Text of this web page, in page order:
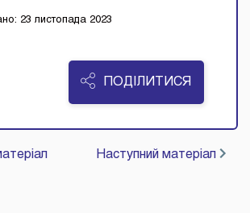
23 листопада 2023
ПОДІЛИТИСЯ
Наступний матеріал